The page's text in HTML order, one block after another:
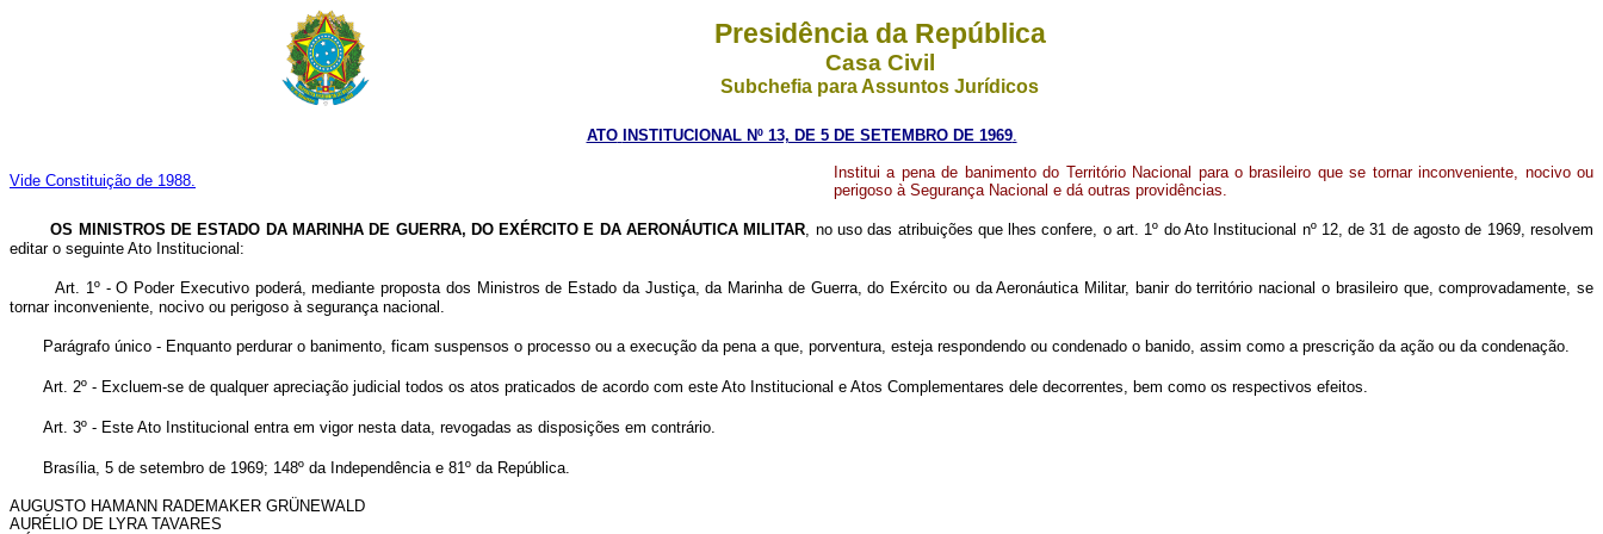
Presidência da República
Casa Civil
Subchefia para Assuntos Jurídicos
ATO INSTITUCIONAL Nº 13, DE 5 DE SETEMBRO DE 1969.
Vide Constituição de 1988.
Institui a pena de banimento do Território Nacional para o brasileiro que se tornar inconveniente, nocivo ou
perigoso à Segurança Nacional e dá outras providências.
OS MINISTROS DE ESTADO DA MARINHA DE GUERRA, DO EXÉRCITO E DA AERONÁUTICA MILITAR, no uso das atribuições que lhes confere, o art. 1º do Ato Institucional nº 12, de 31 de agosto de 1969, resolvem
editar o seguinte Ato Institucional:
Art. 1º - O Poder Executivo poderá, mediante proposta dos Ministros de Estado da Justiça, da Marinha de Guerra, do Exército ou da Aeronáutica Militar, banir do território nacional o brasileiro que, comprovadamente, se
tornar inconveniente, nocivo ou perigoso à segurança nacional.
Parágrafo único - Enquanto perdurar o banimento, ficam suspensos o processo ou a execução da pena a que, porventura, esteja respondendo ou condenado o banido, assim como a prescrição da ação ou da condenação.
Art. 2º - Excluem-se de qualquer apreciação judicial todos os atos praticados de acordo com este Ato Institucional e Atos Complementares dele decorrentes, bem como os respectivos efeitos.
Art. 3º - Este Ato Institucional entra em vigor nesta data, revogadas as disposições em contrário.
Brasília, 5 de setembro de 1969; 148º da Independência e 81º da República.
AUGUSTO HAMANN RADEMAKER GRÜNEWALD
AURÉLIO DE LYRA TAVARES